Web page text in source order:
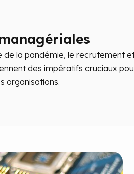
de la pandémie, le recrutement
des impératifs cruciaux
organisations.